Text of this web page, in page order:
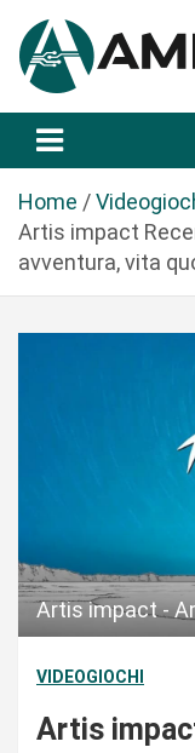
a
Home
Artis impact
avventura, vita
Artis impact -
VIDEOGIOCHI
Artis